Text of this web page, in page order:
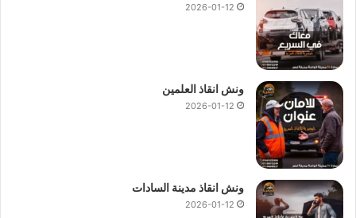
2026-01-12
ونش انقاذ العلمين
2026-01-12
ونش انقاذ مدينة السادات
2026-01-12